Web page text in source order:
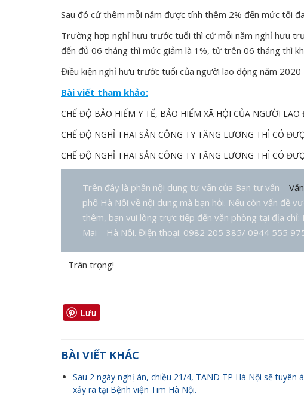
Sau đó cứ thêm mỗi năm được tính thêm 2% đến mức tối
Trường hợp nghỉ hưu trước tuổi thì cứ mỗi năm nghỉ hưu
đến đủ 06 tháng thì mức giảm là 1%, từ trên 06 tháng thì
Điều kiện nghỉ hưu trước tuổi của người lao động năm 2020
Bài viết tham khảo:
CHẾ ĐỘ BẢO HIỂM Y TẾ, BẢO HIỂM XÃ HỘI CỦA NGƯỜI LAO
CHẾ ĐỘ NGHỈ THAI SẢN CÔNG TY TĂNG LƯƠNG THÌ CÓ
CHẾ ĐỘ NGHỈ THAI SẢN CÔNG TY TĂNG LƯƠNG THÌ CÓ
Trên đây là phần nội dung tư vấn của Ban tư vấn –
phố Hà Nội về nội dung mà bạn hỏi. Nếu còn vấn đề
thêm, bạn vui lòng trực tiếp đến văn phòng tại địa
Mai – Hà Nội. Điện thoại: 0982 205 385/ 0944 555
Trân trọng!
Lưu
BÀI VIẾT KHÁC
Sau 2 ngày nghị án, chiều 21/4, TAND TP Hà Nội sẽ
xảy ra tại Bệnh viện Tim Hà Nội.